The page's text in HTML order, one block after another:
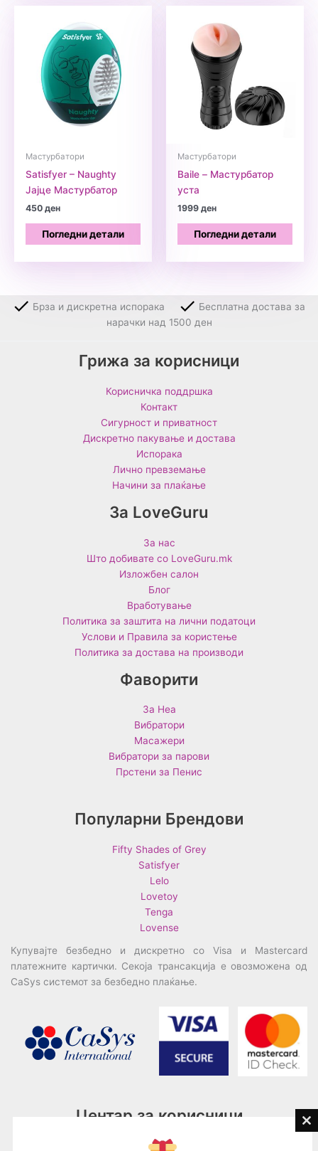
Мастурбатори
Satisfyer – Naughty
Јајце Мастурбатор
450ден
Погледни детали
Мастурбатори
Baile – Мастурбатор
уста
1999ден
Погледни детали
Брза и дискретна испорака
Бесплатна достава за
нарачки над 1500 ден
Грижа за корисници
Корисничка поддршка
Контакт
Сигурност и приватност
Дискретно пакување и достава
Испорака
Лично превземање
Начини за плаќање
За LoveGuru
За нас
Што добивате со LoveGuru.mk
Изложбен салон
Блог
Вработување
Политика за заштита на лични податоци
Услови и Правила за користење
Политика за достава на производи
Фаворити
За Неа
Вибратори
Масажери
Вибратори за парови
Прстени за Пенис
Популарни Брендови
Fifty Shades of Grey
Satisfyer
Lelo
Lovetoy
Tenga
Lovense
Купувајте безбедно и дискретно со Visa и Mastercard
платежните картички. Секоја трансакција е овозможена од
CaSys системот за безбедно плаќање.
Центар за корисници
076945497; 076945498